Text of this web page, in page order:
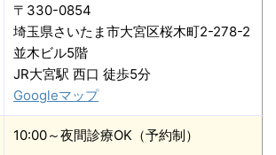
〒330-0854
埼玉県さいたま市大宮区桜木町2-278-2
並木ビル5階
JR大宮駅 西口 徒歩5分
Googleマップ
10:00～夜間診療OK（予約制）